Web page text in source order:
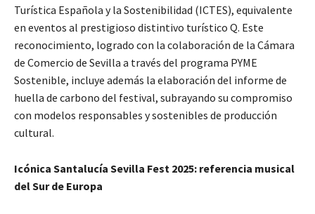
Turística Española y la Sostenibilidad (ICTES), equivalente
en eventos al prestigioso distintivo turístico Q. Este
reconocimiento, logrado con la colaboración de la Cámara
de Comercio de Sevilla a través del programa PYME
Sostenible, incluye además la elaboración del informe de
huella de carbono del festival, subrayando su compromiso
con modelos responsables y sostenibles de producción
cultural.
Icónica Santalucía Sevilla Fest 2025: referencia musical
del Sur de Europa